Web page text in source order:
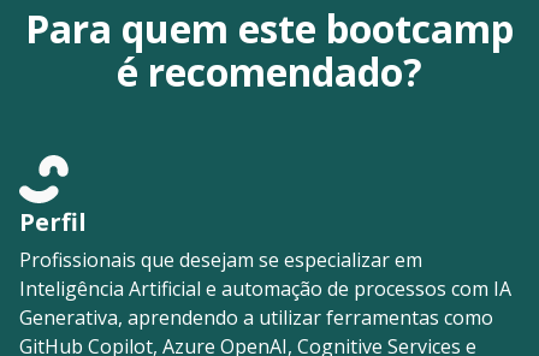
Para quem este bootcamp
é recomendado?
Perfil
Profissionais que desejam se especializar em
Inteligência Artificial e automação de processos com IA
Generativa, aprendendo a utilizar ferramentas como
GitHub Copilot, Azure OpenAI, Cognitive Services e